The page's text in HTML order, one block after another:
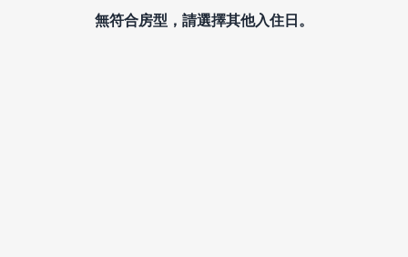
無符合房型，請選擇其他入住日。